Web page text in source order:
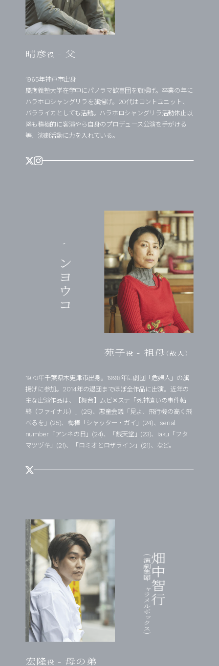
晴彦役 - 父
1965年神戸市出身
慶應義塾大学在学中にパノラマ歓喜団を旗揚げ。卒業の年に
ハラホロシャングリラを旗揚げ。20代はコントユニット、
バラライカとしても活動。ハラホロシャングリラ活動休止以
降も積極的に客演やら自身のプロデュース公演を手がける
等、演劇活動に力を入れている。
苑子役 - 祖母（故人）
ザンヨウコ
1973年千葉県木更津市出身。1998年に劇団「危婦人」の旗
揚げに参加。2014年の退団までほぼ全作品に出演。近年の
主な出演作品は、【舞台】ムビ✕ステ「死神遣いの事件帖
終（ファイナル）」(25)、悪童会議「見よ、飛行機の高く飛
べるを」(25)、梅棒「シャッター・ガイ」(24)、serial
number「アンネの日」(24)、「銭天堂」(23)、iaku「フタ
マツヅキ」(21)、「ロミオとロザライン」(21)、など。
宏隆役 - 母の弟
畑中智行
（演劇集団キャラメルボックス）